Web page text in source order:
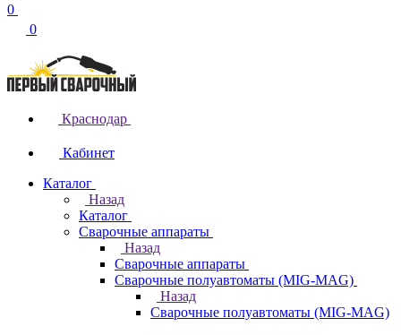
0
0
Краснодар
Кабинет
Каталог
Назад
Каталог
Сварочные аппараты
Назад
Сварочные аппараты
Сварочные полуавтоматы (MIG-MAG)
Назад
Сварочные полуавтоматы (MIG-MAG)